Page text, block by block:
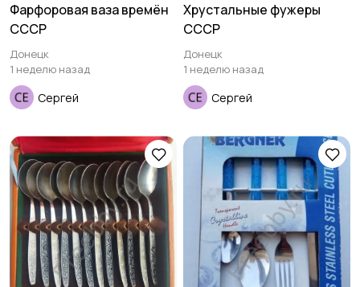
Фарфоровая ваза времён
СССР
Донецк
1 неделю назад
Сергей
Хрустальные фужеры
СССР
Донецк
1 неделю назад
Сергей